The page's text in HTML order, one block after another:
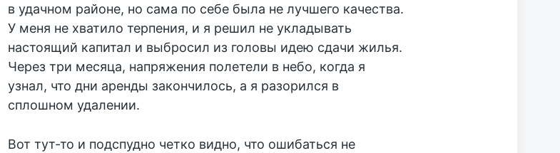
в удачном районе, но сама по себе была не лучшего качества.
У меня не хватило терпения, и я решил не укладывать
настоящий капитал и выбросил из головы идею сдачи жилья.
Через три месяца, напряжения полетели в небо, когда я
узнал, что дни аренды закончилось, а я разорился в
сплошном удалении.
Вот тут-то и подспудно четко видно, что ошибаться не